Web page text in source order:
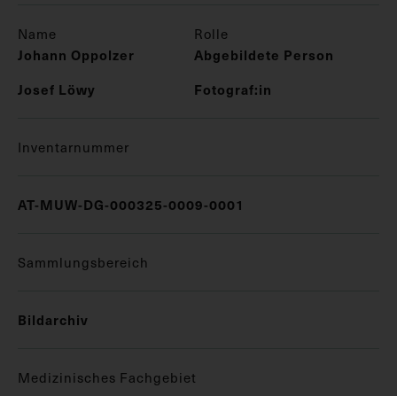
Name Rolle
Johann Oppolzer
Abgebildete Person
Josef Löwy
Fotograf:in
Inventarnummer
AT-MUW-DG-000325-0009-0001
Sammlungsbereich
Bildarchiv
Medizinisches Fachgebiet